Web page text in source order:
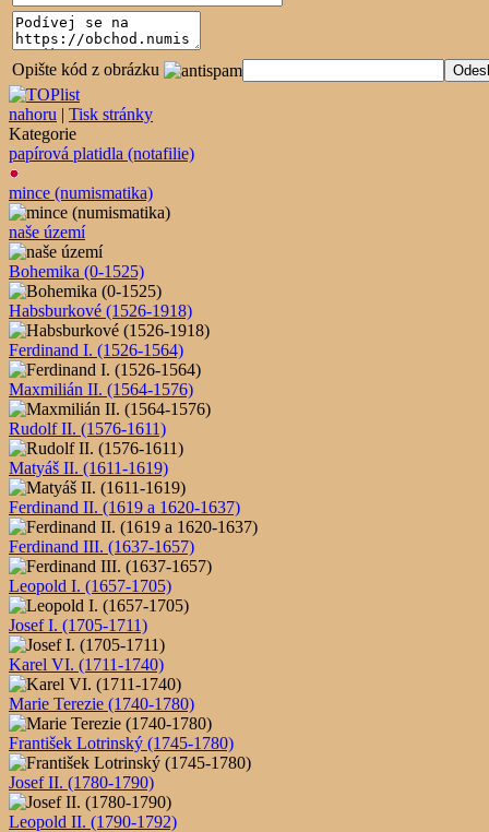
Opište kód z obrázku
nahoru | Tisk stránky
Kategorie
papírová platidla (notafilie)
mince (numismatika)
naše území
Bohemika (0-1525)
Habsburkové (1526-1918)
Ferdinand I. (1526-1564)
Maxmilián II. (1564-1576)
Rudolf II. (1576-1611)
Matyáš II. (1611-1619)
Ferdinand II. (1619 a 1620-1637)
Ferdinand III. (1637-1657)
Leopold I. (1657-1705)
Josef I. (1705-1711)
Karel VI. (1711-1740)
Marie Terezie (1740-1780)
František Lotrinský (1745-1780)
Josef II. (1780-1790)
Leopold II. (1790-1792)